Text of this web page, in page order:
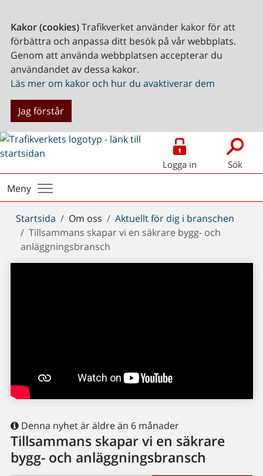
Kakor (cookies)Trafikverket använder kakor för att
förbättra och anpassa ditt besök på vår webbplats.
Genom att använda webbplatsen accepterar du
användandet av dessa kakor.
Läs mer om kakor och hur du avaktiverar dem
Jag förstår
Logga in Sök
Meny
Du
är
här:
Startsida Om oss
Aktuellt för dig i branschen
Tillsammans skapar vi en säkrare bygg- och
anläggningsbransch
Denna nyhet är äldre än 6 månader
Tillsammans skapar vi en säkrare
bygg- och anläggningsbransch